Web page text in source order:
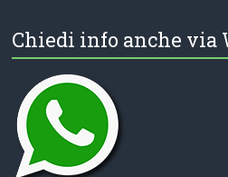
Chiedi info anche via